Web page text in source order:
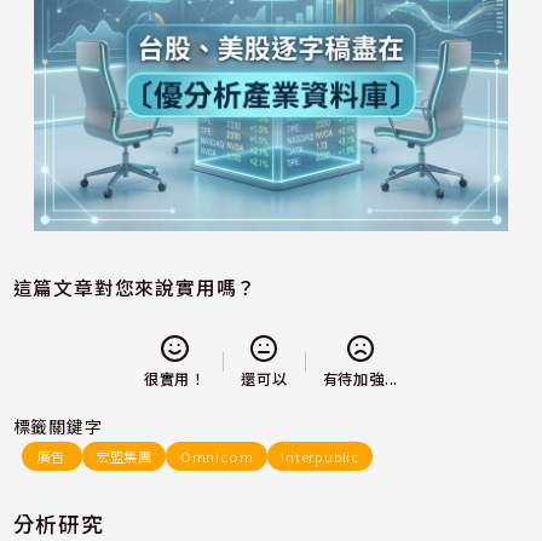
這篇文章對您來說實用嗎？
很實用！ 還可以 有待加強...
標籤關鍵字
廣告 宏盟集團 Omnicom Interpublic
分析研究